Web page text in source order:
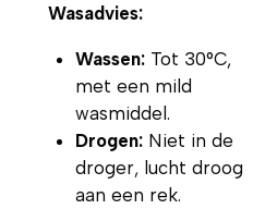
Wasadvies:
Wassen: Tot 30°C,
met een mild
wasmiddel.
Drogen: Niet in de
droger, lucht droog
aan een rek.